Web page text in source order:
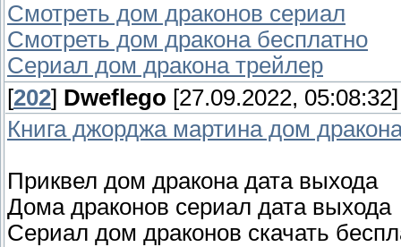
Смотреть дом драконов сериал
Смотреть дом дракона бесплатно
Сериал дом дракона трейлер
[202] Dweflego [27.09.2022, 05:08:32]
Книга джорджа мартина дом
Приквел дом дракона дата выхода
Дома драконов сериал дата выхода
Сериал дом драконов скачать